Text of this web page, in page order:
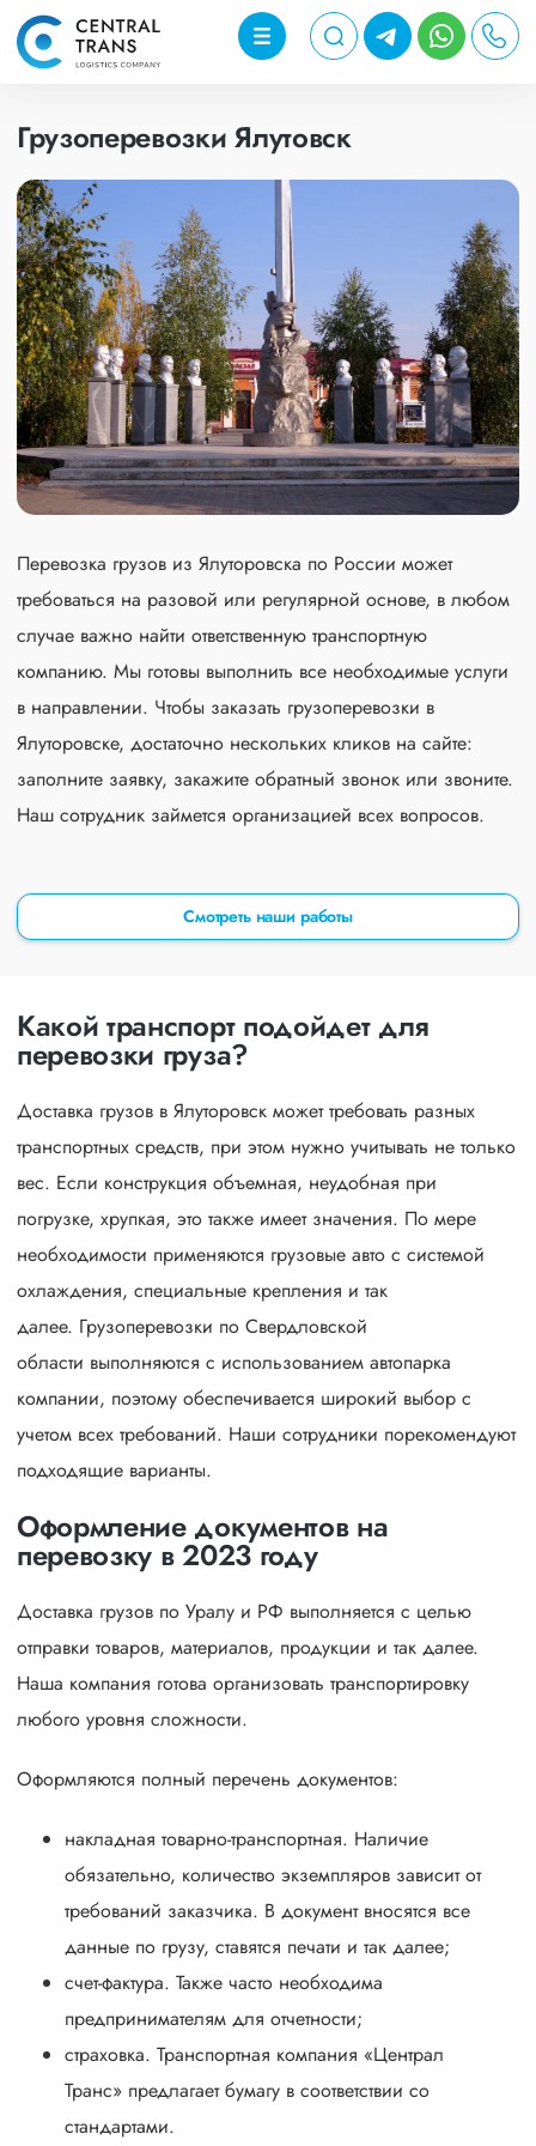
Грузоперевозки Ялутовск
Перевозка грузов из Ялуторовска по России может
требоваться на разовой или регулярной основе, в любом
случае важно найти ответственную транспортную
компанию. Мы готовы выполнить все необходимые услуги
в направлении. Чтобы заказать грузоперевозки в
Ялуторовске, достаточно нескольких кликов на сайте:
заполните заявку, закажите обратный звонок или звоните.
Наш сотрудник займется организацией всех вопросов.
Смотреть наши работы
Какой транспорт подойдет для
перевозки груза?
Доставка грузов в Ялуторовск может требовать разных
транспортных средств, при этом нужно учитывать не только
вес. Если конструкция объемная, неудобная при
погрузке, хрупкая, это также имеет значения. По мере
необходимости применяются грузовые авто с системой
охлаждения, специальные крепления и так
далее. Грузоперевозки по Свердловской
области выполняются с использованием автопарка
компании, поэтому обеспечивается широкий выбор с
учетом всех требований. Наши сотрудники порекомендуют
подходящие варианты.
Оформление документов на
перевозку в 2023 году
Доставка грузов по Уралу и РФ выполняется с целью
отправки товаров, материалов, продукции и так далее.
Наша компания готова организовать транспортировку
любого уровня сложности.
Оформляются полный перечень документов:
накладная товарно-транспортная. Наличие
обязательно, количество экземпляров зависит от
требований заказчика. В документ вносятся все
данные по грузу, ставятся печати и так далее;
счет-фактура. Также часто необходима
предпринимателям для отчетности;
страховка. Транспортная компания «Централ
Транс» предлагает бумагу в соответствии со
стандартами.